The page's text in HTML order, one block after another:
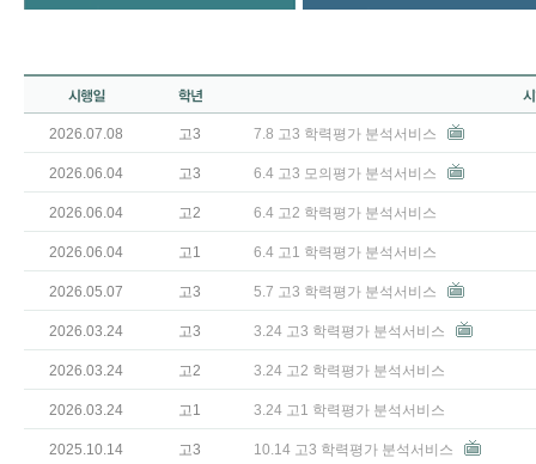
2026.07.08 고3 7.8 고3 학력평가 분석서비스
2026.06.04 고3 6.4 고3 모의평가 분석서비스
2026.06.04 고2 6.4 고2 학력평가 분석서비스
2026.06.04 고1 6.4 고1 학력평가 분석서비스
2026.05.07 고3 5.7 고3 학력평가 분석서비스
2026.03.24 고3 3.24 고3 학력평가 분석서비스
2026.03.24 고2 3.24 고2 학력평가 분석서비스
2026.03.24 고1 3.24 고1 학력평가 분석서비스
2025.10.14 고3 10.14 고3 학력평가 분석서비스